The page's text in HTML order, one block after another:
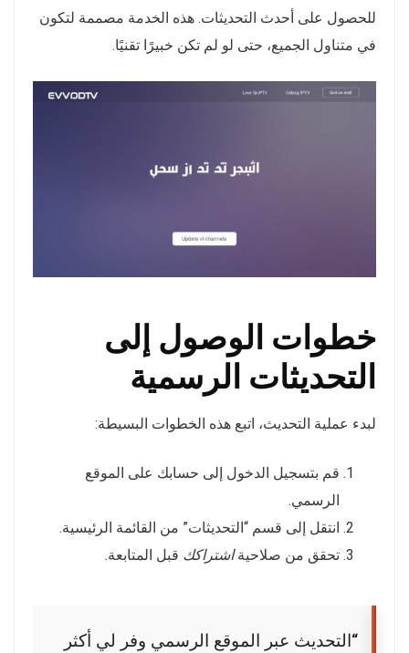
للحصول على أحدث التحديثات. هذه الخدمة مصممة لتكون
في متناول الجميع، حتى لو لم تكن خبيرًا تقنيًا.
خطوات الوصول إلى
التحديثات الرسمية
لبدء عملية التحديث، اتبع هذه الخطوات البسيطة:
قم بتسجيل الدخول إلى حسابك على الموقع
الرسمي.
انتقل إلى قسم “التحديثات” من القائمة الرئيسية.
تحقق من صلاحيةاشتراكك قبل المتابعة.
“التحديث عبر الموقع الرسمي وفر لي أكثر